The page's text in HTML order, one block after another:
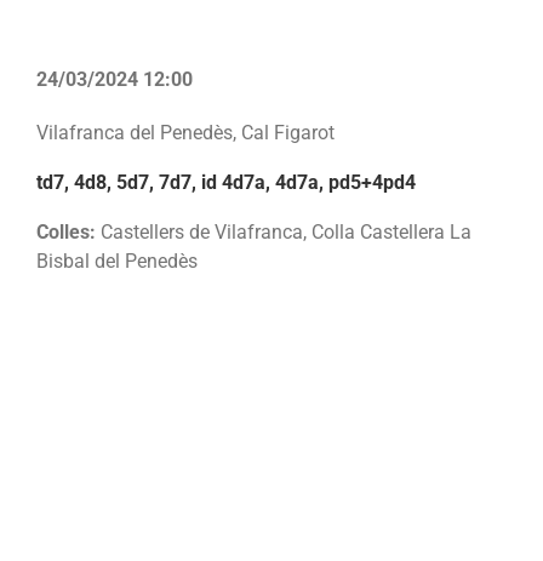
24/03/2024 12:00
Vilafranca del Penedès, Cal Figarot
td7, 4d8, 5d7, 7d7, id 4d7a, 4d7a, pd5+4pd4
Colles: Castellers de Vilafranca, Colla Castellera La
Bisbal del Penedès